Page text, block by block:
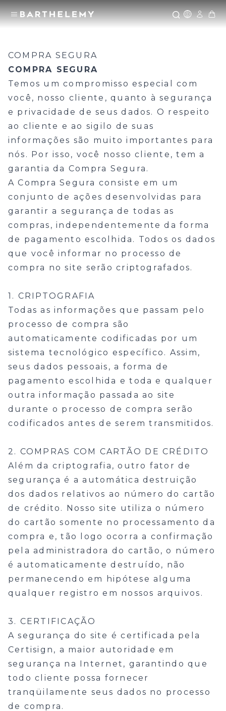
Icone
COMPRA SEGURA
COMPRA SEGURA
Temos um compromisso especial com
você, nosso cliente, quanto à segurança
e privacidade de seus dados. O respeito
ao cliente e ao sigilo de suas
informações são muito importantes para
nós. Por isso, você nosso cliente, tem a
garantia da Compra Segura.
A Compra Segura consiste em um
conjunto de ações desenvolvidas para
garantir a segurança de todas as
compras, independentemente da forma
de pagamento escolhida. Todos os dados
que você informar no processo de
compra no site serão criptografados.
1. CRIPTOGRAFIA
Todas as informações que passam pelo
processo de compra são
automaticamente codificadas por um
sistema tecnológico específico. Assim,
seus dados pessoais, a forma de
pagamento escolhida e toda e qualquer
outra informação passada ao site
durante o processo de compra serão
codificados antes de serem transmitidos.
2. COMPRAS COM CARTÃO DE CRÉDITO
Além da criptografia, outro fator de
segurança é a automática destruição
dos dados relativos ao número do cartão
de crédito. Nosso site utiliza o número
do cartão somente no processamento da
compra e, tão logo ocorra a confirmação
pela administradora do cartão, o número
é automaticamente destruído, não
permanecendo em hipótese alguma
qualquer registro em nossos arquivos.
3. CERTIFICAÇÃO
A segurança do site é certificada pela
Certisign, a maior autoridade em
segurança na Internet, garantindo que
todo cliente possa fornecer
tranqüilamente seus dados no processo
de compra.